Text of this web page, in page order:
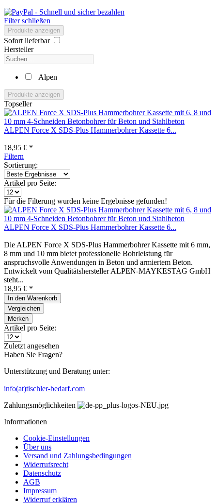
Filter schließen
Produkte anzeigen
Sofort lieferbar
Hersteller
Alpen
Produkte anzeigen
Topseller
ALPEN Force X SDS-Plus Hammerbohrer Kassette 6...
18,95 € *
Filtern
Sortierung:
Artikel pro Seite:
Für die Filterung wurden keine Ergebnisse gefunden!
ALPEN Force X SDS-Plus Hammerbohrer Kassette 6...
Die ALPEN Force X SDS-Plus Hammerbohrer Kassette mit 6 mm,
8 mm und 10 mm bietet professionelle Bohrleistung für
anspruchsvolle Anwendungen in Beton und armiertem Beton.
Entwickelt vom Qualitätshersteller ALPEN-MAYKESTAG GmbH
steht...
18,95 € *
In den Warenkorb
Vergleichen
Merken
Artikel pro Seite:
Zuletzt angesehen
Haben Sie Fragen?
Unterstützung und Beratung unter:
info(at)tischler-bedarf.com
Zahlungsmöglichkeiten
Informationen
Cookie-Einstellungen
Über uns
Versand und Zahlungsbedingungen
Widerrufsrecht
Datenschutz
AGB
Impressum
Widerruf erklären